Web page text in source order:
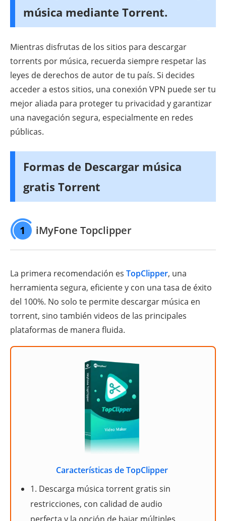
música mediante Torrent.
Mientras disfrutas de los sitios para descargar
torrents por música, recuerda siempre respetar las
leyes de derechos de autor de tu país. Si decides
acceder a estos sitios, una conexión VPN puede ser tu
mejor aliada para proteger tu privacidad y garantizar
una navegación segura, especialmente en redes
públicas.
Formas de Descargar música
gratis Torrent
1 iMyFone Topclipper
La primera recomendación es TopClipper, una
herramienta segura, eficiente y con una tasa de éxito
del 100%. No solo te permite descargar música en
torrent, sino también videos de las principales
plataformas de manera fluida.
Características de TopClipper
1. Descarga música torrent gratis sin
restricciones, con calidad de audio